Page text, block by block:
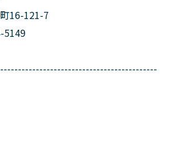
16-121-7
5149